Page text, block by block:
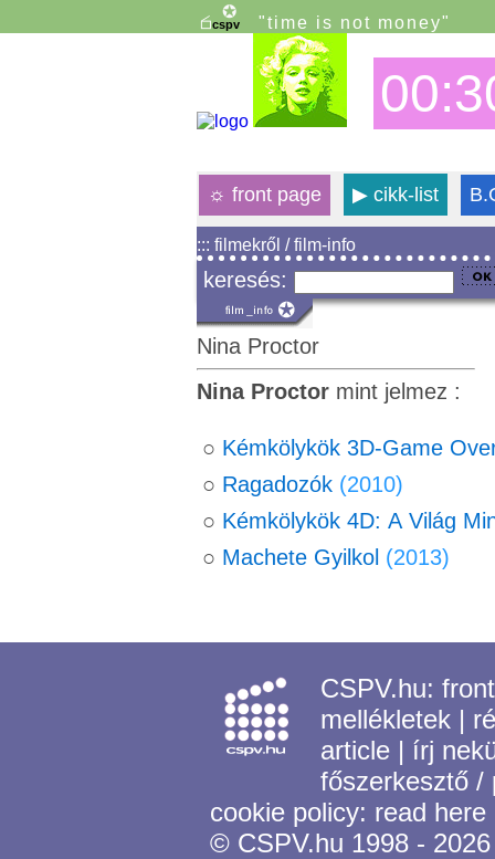
"time is not money"
☼ front page ▶cikk-list
::: filmekről / film-info
keresés:
Nina Proctor
Nina Proctormint jelmez :
○ Kémkölykök 3D-Game
○ Ragadozók (2010)
○ Kémkölykök 4D: A Világ
○ Machete Gyilkol (2013)
CSPV.hu:
mellékletek |
article | írj
főszerkesztő
cookie policy: read here
© CSPV.hu 1998 - 2026